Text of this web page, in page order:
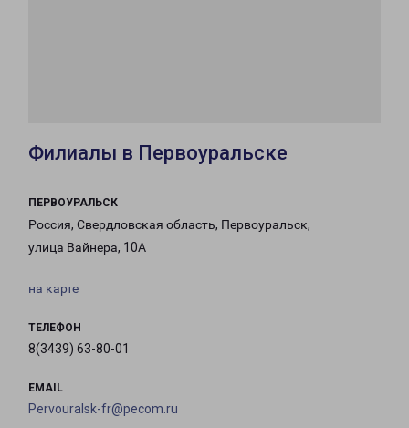
Филиалы в Первоуральске
ПЕРВОУРАЛЬСК
Россия, Свердловская область, Первоуральск,
улица Вайнера, 10А
на карте
ТЕЛЕФОН
8(3439) 63-80-01
EMAIL
Pervouralsk-fr@pecom.ru